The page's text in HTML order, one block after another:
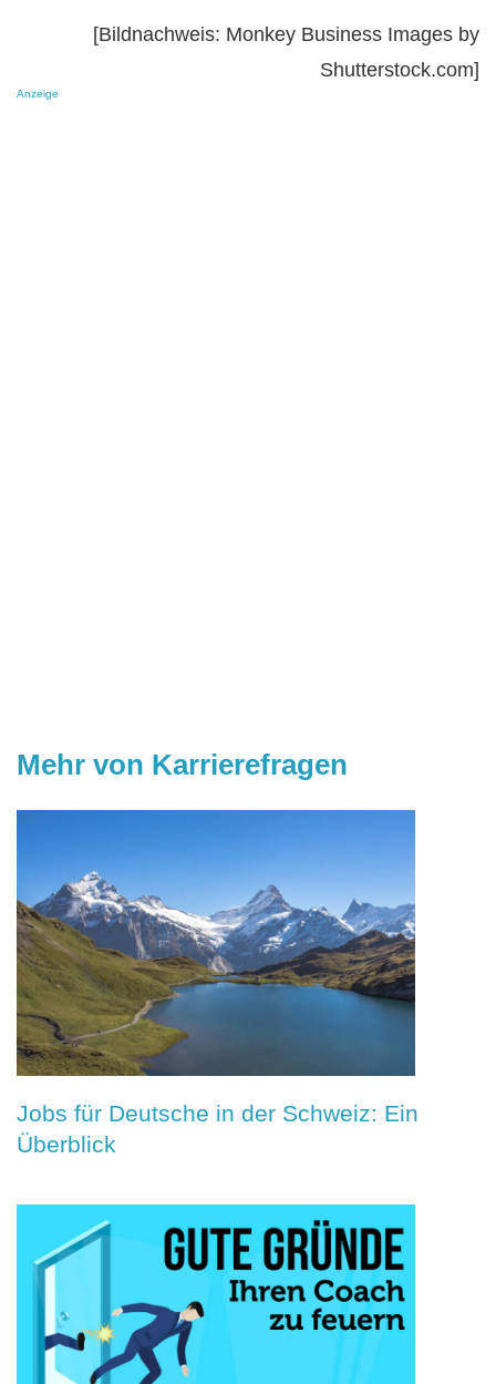
[Bildnachweis: Monkey Business Images by
Shutterstock.com]
Anzeige
Mehr von Karrierefragen
Jobs für Deutsche in der Schweiz: Ein
Überblick